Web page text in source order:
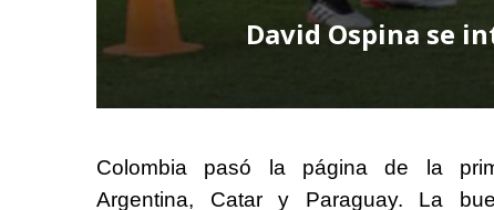
David Ospina se
Colombia pasó la página de la
Argentina, Catar y Paraguay. La